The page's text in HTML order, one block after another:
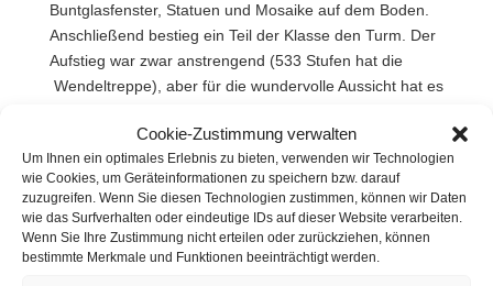
Cookie-Zustimmung verwalten
Um Ihnen ein optimales Erlebnis zu bieten, verwenden wir Technologien
wie Cookies, um Geräteinformationen zu speichern bzw. darauf
zuzugreifen. Wenn Sie diesen Technologien zustimmen, können wir Daten
wie das Surfverhalten oder eindeutige IDs auf dieser Website verarbeiten.
Wenn Sie Ihre Zustimmung nicht erteilen oder zurückziehen, können
bestimmte Merkmale und Funktionen beeinträchtigt werden.
Buntglasfenster, Statuen und Mosaike auf dem Boden.
Anschließend bestieg ein Teil der Klasse den Turm. Der
Aufstieg war zwar anstrengend (533 Stufen hat die
Wendeltreppe), aber für die wundervolle Aussicht hat es
Rhein und veranstalteten ein Picknick.
Nach dem gemeinsamen Picknick haben wir uns in
Gruppen aufgeteilt, die verschiedene Museen besichtigt
haben. Einige sind ins Ludwig-Museum gegangen,
andere ins Schokoladenmuseum. Das